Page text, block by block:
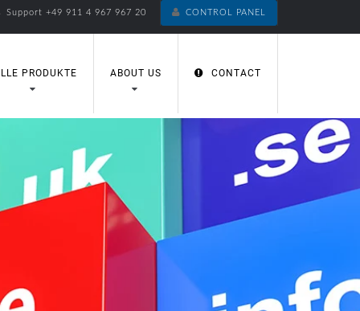
Support +49 911 4 967 967 20 CONTROL PANEL
PRODUKTE ABOUT US CONTACT